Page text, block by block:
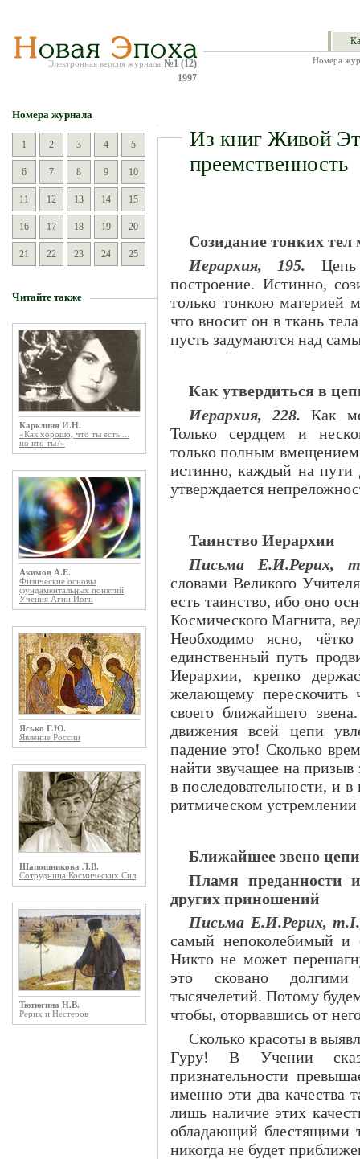
Электронная версия журнала №1 (12)
1997
Номера
Номера журнала
1 2 3 4 5
6 7 8 9 10
11 12 13 14 15
16 17 18 19 20
21 22 23 24 25
Читайте также
Карклиня И.Н.
«Как хорошо, что ты есть ...
но кто ты?»
Акимов А.Е.
Физические основы
фундаментальных понятий
Учения Агни Йоги
Ясько Г.Ю.
Явление России
Шапошникова Л.В.
Сотрудница Космических Сил
Тютюгина Н.В.
Рерих и Нестеров
Из книг Живой
преемственность
Созидание тонких
Иерархия, 195. Цепь
построение. Истинно,
только тонкою материей
что вносит он в ткань
пусть задумаются над
Как утвердиться в
Иерархия, 228. Как
Только сердцем и
только полным
истинно, каждый на пути
утверждается
Таинство Иерархии
Письма Е.И.Рерих,
словами Великого
есть таинство, ибо оно
Космического Магнита,
Необходимо ясно,
единственный путь
Иерархии, крепко
желающему перескочить
своего ближайшего
движения всей цепи
падение это! Сколько
найти звучащее на
в последовательности, и
ритмическом
Ближайшее звено цепи
Пламя преданности
других приношений
Письма Е.И.Рерих,
самый непоколебимый и
Никто не может
это сковано
тысячелетий. Потому
чтобы, оторвавшись от
Сколько красоты в
Гуру! В Учении
признательности
именно эти два качества
лишь наличие этих
обладающий блестящими
никогда не будет